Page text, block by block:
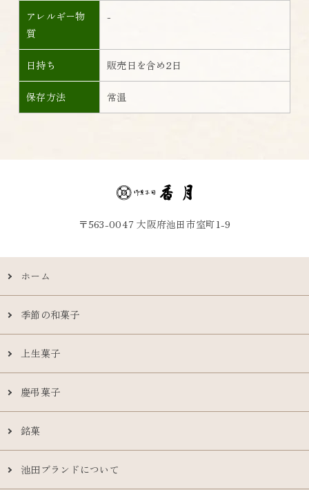
アレルギー物
質
-
日持ち 販売日を含め2日
保存方法 常温
〒563-0047 大阪府池田市室町1-9
ホーム
季節の和菓子
上生菓子
慶弔菓子
銘菓
池田ブランドについて